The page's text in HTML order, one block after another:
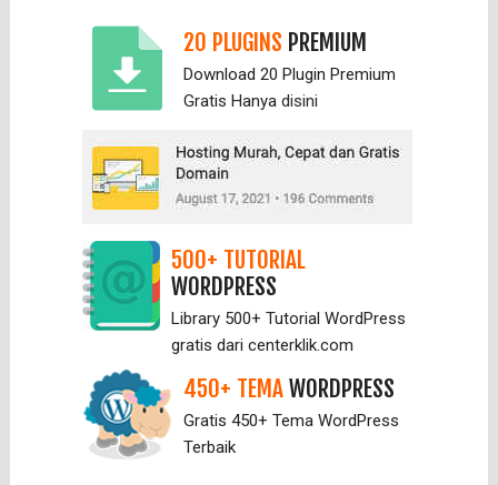
20 PLUGINS PREMIUM
Download 20 Plugin Premium
Gratis Hanya disini
500+ TUTORIAL
WORDPRESS
Library 500+ Tutorial WordPress
gratis dari centerklik.com
450+ TEMAWORDPRESS
Gratis 450+ Tema WordPress
Terbaik